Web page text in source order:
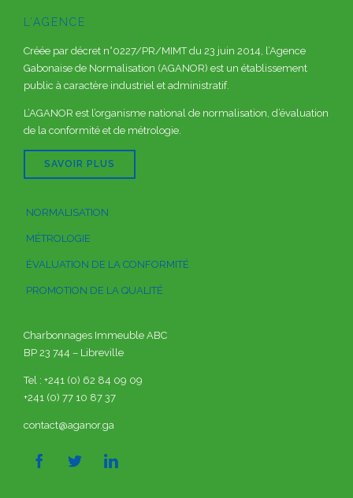
L’AGENCE
Créée par décret n°0227/PR/MIMT du 23 juin 2014, l’Agence
Gabonaise de Normalisation (AGANOR) est un établissement
public à caractère industriel et administratif.
L’AGANOR est l’organisme national de normalisation, d’évaluation
de la conformité et de métrologie.
SAVOIR PLUS
NORMALISATION
MÉTROLOGIE
ÉVALUATION DE LA CONFORMITÉ
PROMOTION DE LA QUALITÉ
Charbonnages Immeuble ABC
BP 23 744 – Libreville
Tel : +241 (0) 62 84 09 09
+241 (0) 77 10 87 37
contact@aganor.ga
  